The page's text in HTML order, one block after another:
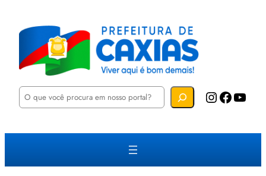
P
u
a
Instagram Facebook YouTube